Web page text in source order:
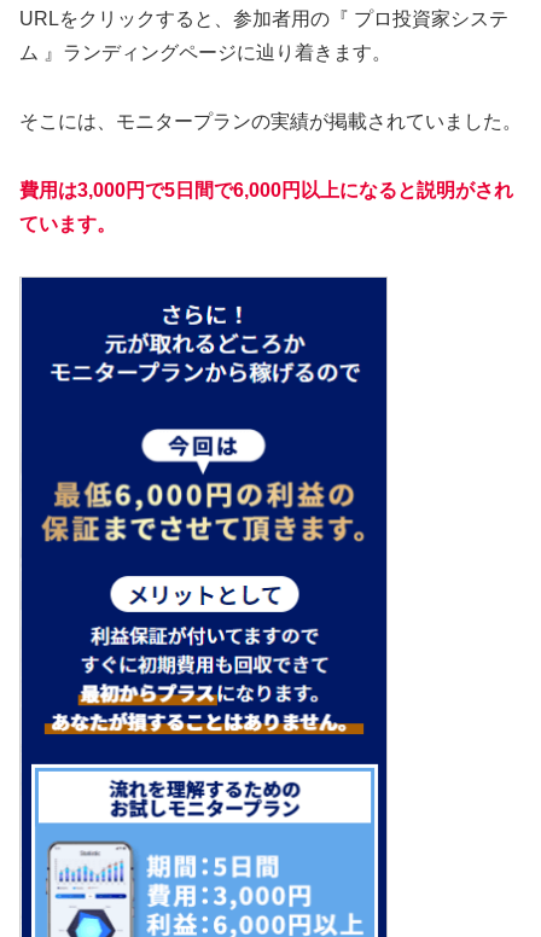
URLをクリックすると、参加者用の『 プロ投資家システ
ム 』ランディングページに辿り着きます。
そこには、モニタープランの実績が掲載されていました。
費用は3,000円で5日間で6,000円以上になると説明がされ
ています。